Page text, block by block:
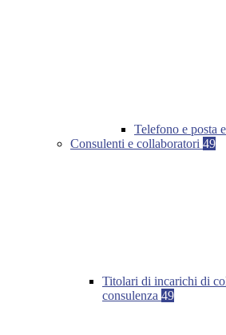
Telefono e posta
Consulenti e collaboratori 49
Titolari di incarichi di
consulenza 49